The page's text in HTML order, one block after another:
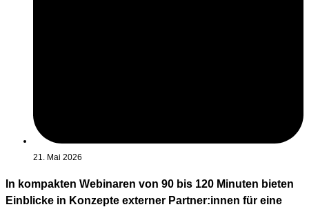
21. Mai 2026
In kompakten Webinaren von 90 bis 120 Minuten bieten
Einblicke in Konzepte externer Partner:innen für eine